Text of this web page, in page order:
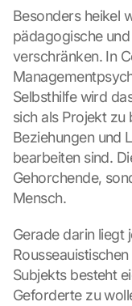
Besonders heikel
pädagogische
verschränken. In
Selbsthilfe wird
sich als Projekt zu
Beziehungen und
bearbeiten sind.
Gehorchende,
Mensch.
Gerade darin liegt
Subjekts besteht
Geforderte zu